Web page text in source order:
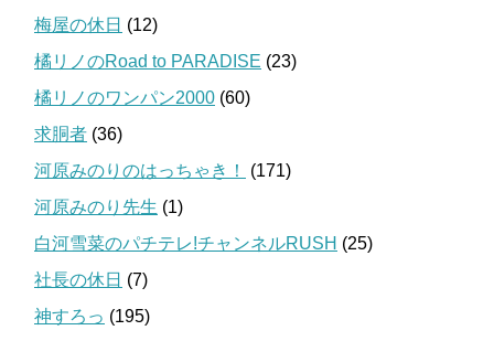
梅屋の休日 (12)
橘リノのRoad to PARADISE (23)
橘リノのワンパン2000 (60)
求胴者 (36)
河原みのりのはっちゃき！
(171)
河原みのり先生 (1)
白河雪菜のパチテレ!チャンネルRUSH (25)
社長の休日 (7)
神すろっ (195)